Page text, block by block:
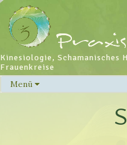
Kinesiologie, Schamanisches
Frauenkreise
Menü
Skip